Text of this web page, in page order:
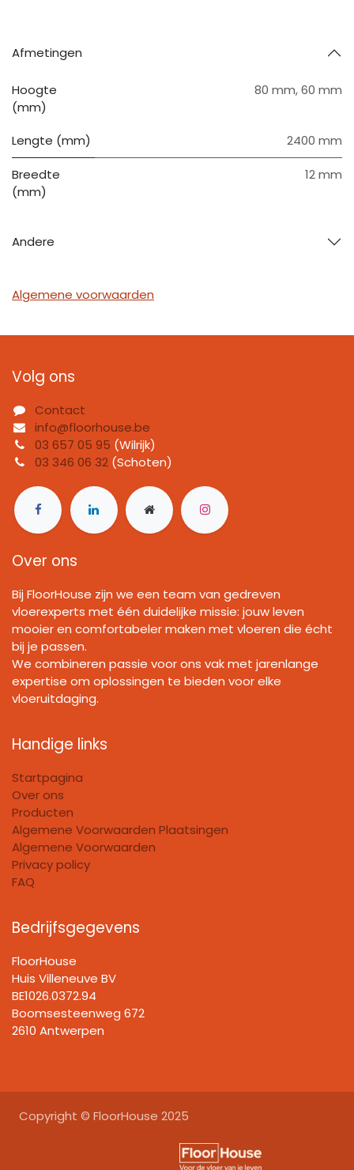
Afmetingen
Hoogte
(mm)
80 mm,60 mm
Lengte (mm) 2400 mm
Breedte
(mm)
12 mm
Andere
Algemene voorwaarden
Volg ons
Contact
info@floorhouse.be
03 657 05 95 (Wilrijk)
03 346 06 32 (Schoten)
Over ons
Bij FloorHouse zijn we een team van gedreven
vloerexperts met één duidelijke missie: jouw leven
mooier en comfortabeler maken met vloeren die écht
bij je passen.
We combineren passie voor ons vak met jarenlange
expertise om oplossingen te bieden voor elke
vloeruitdaging.
Handige links
Startpagina
Over ons
Producten
Algemene Voorwaarden Plaatsingen
Algemene Voorwaarden
Privacy policy
FAQ
Bedrijfsgegevens
FloorHouse
Huis Villeneuve BV​
BE1026.0372.94
Boomsesteenweg 672
2610 Antwerpen
Copyright © FloorHouse 2025